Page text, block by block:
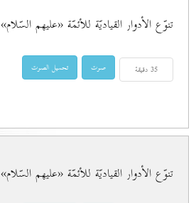
تنوّع الأدوار القياديّة للأئمّة «عليهم السّلام»
تنوّع الأدوار القياديّة للأئمّة «عليهم السّلام»